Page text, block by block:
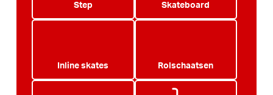
Step Skateboard
Inline skates Rolschaatsen